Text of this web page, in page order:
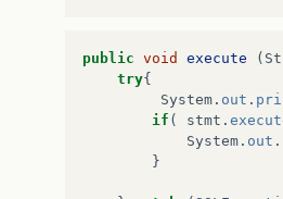
public void execute (
try{
System . out .
if ( stmt .
System . out .
}